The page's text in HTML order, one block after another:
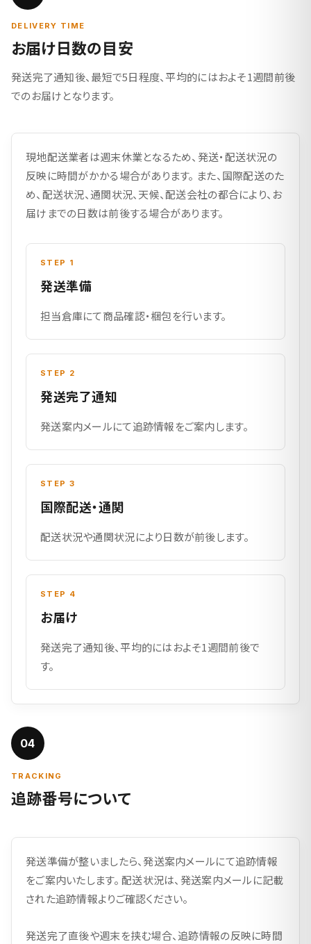
DELIVERY TIME
お届け日数の目安
発送完了通知後、最短で5日程度、平均的にはおよそ1週間前後
でのお届けとなります。
現地配送業者は週末休業となるため、発送・配送状況の
反映に時間がかかる場合があります。 また、国際配送のた
め、配送状況、通関状況、天候、配送会社の都合により、お
届けまでの日数は前後する場合があります。
STEP 1
発送準備
担当倉庫にて商品確認・梱包を行います。
STEP 2
発送完了通知
発送案内メールにて追跡情報をご案内します。
STEP 3
国際配送・通関
配送状況や通関状況により日数が前後します。
STEP 4
お届け
発送完了通知後、平均的にはおよそ1週間前後で
す。
04
TRACKING
追跡番号について
発送準備が整いましたら、発送案内メールにて追跡情報
をご案内いたします。 配送状況は、発送案内メールに記載
された追跡情報よりご確認ください。
発送完了直後や週末を挟む場合、追跡情報の反映に時間